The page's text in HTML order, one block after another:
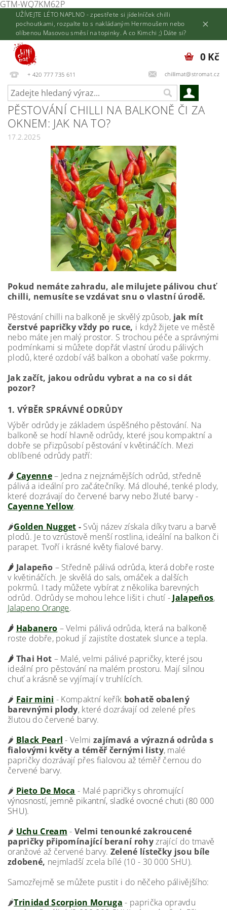
GTM-WQ7KM62P
UŽÍVEJTE LÉTO NAPLNO - zpestřete si jídelníček chilli
pochoutkami, rozpalte to s nakládaným Hermoušem nebo
olíbenou Masovou směsí na topinky. A co Kimchi ;) Dáte si?
+ 420 777 735 611 chillimat@stromat.cz
0 Kč
PĚSTOVÁNÍ CHILLI NA BALKONĚ ČI ZA
OKNEM: JAK NA TO?
17.2.2025
Pokud nemáte zahradu, ale milujete pálivou chuť
chilli, nemusíte se vzdávat snu o vlastní úrodě.
Pěstování chilli na balkoně je skvělý způsob, jak mít
čerstvé papričky vždy po ruce, i když žijete ve městě
nebo máte jen malý prostor. S trochou péče a správnými
podmínkami si můžete dopřát vlastní úrodu pálivých
plodů, které ozdobí váš balkon a obohatí vaše pokrmy.
Jak začít, jakou odrůdu vybrat a na co si dát
pozor?
1. VÝBĚR SPRÁVNÉ ODRŮDY
Výběr odrůdy je základem úspěšného pěstování. Na
balkoně se hodí hlavně odrůdy, které jsou kompaktní a
dobře se přizpůsobí pěstování v květináčích. Mezi
oblíbené odrůdy patří:
🌶️ Cayenne– Jedna z nejznámějších odrůd, středně
pálivá a ideální pro začátečníky. Má dlouhé, tenké plody,
které dozrávají do červené barvy nebo žluté barvy -
Cayenne Yellow.
🌶️Golden Nugget - Svůj název získala díky tvaru a barvě
plodů. Je to vzrůstově menší rostlina, ideální na balkon či
parapet. Tvoří i krásné květy fialové barvy.
🌶️ Jalapeño – Středně pálivá odrůda, která dobře roste
v květináčích. Je skvělá do sals, omáček a dalších
pokrmů. I tady můžete vybírat z několika barevných
odrůd. Odrůdy se mohou lehce lišit i chutí - Jalapeños,
Jalapeno Orange.
🌶️ Habanero – Velmi pálivá odrůda, která na balkoně
roste dobře, pokud jí zajistíte dostatek slunce a tepla.
🌶️ Thai Hot – Malé, velmi pálivé papričky, které jsou
ideální pro pěstování na malém prostoru. Mají silnou
chuť a krásně se vyjímají v truhlících.
🌶️ Fair mini - Kompaktní keřík bohatě obalený
barevnými plody, které dozrávají od zelené přes
žlutou do červené barvy.
🌶️ Black Pearl - Velmizajímavá a výrazná odrůda s
fialovými květy a téměř černými listy, malé
papričky dozrávají přes fialovou až téměř černou do
červené barvy.
🌶️ Pieto De Moca - Malé papričky s ohromující
výnosností, jemně pikantní, sladké ovocné chuti (80 000
SHU).
🌶️ Uchu Cream - Velmi tenounké zakroucené
papričky připomínající beraní rohyzrající do tmavě
oranžové až červené barvy. Zelené lístečky jsou bíle
zdobené, nejmladší zcela bílé (10 - 30 000 SHU).
Samozřejmě se můžete pustit i do něčeho pálivějšího:
🌶️Trinidad Scorpion Moruga - paprička opravdu